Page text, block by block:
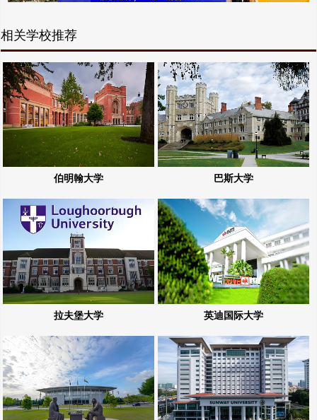
相关学校推荐
伯明翰大学 巴斯大学
拉夫堡大学 英迪国际大学